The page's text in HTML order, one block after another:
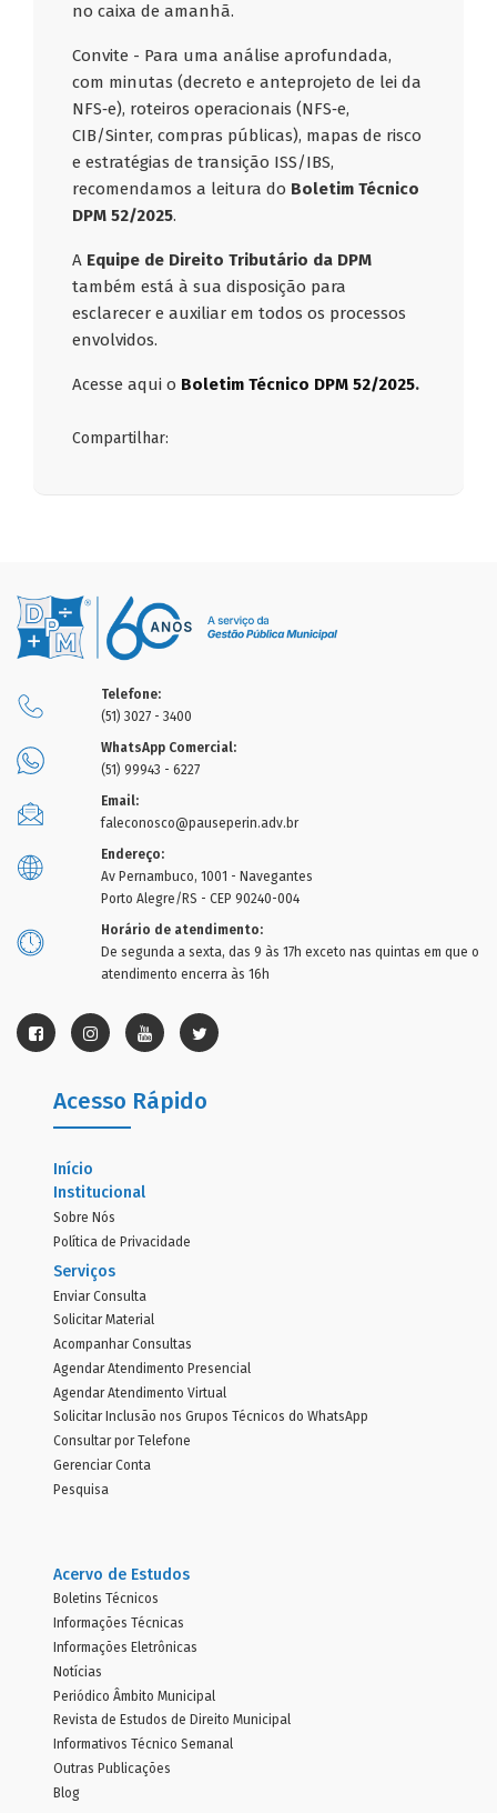
no caixa de amanhã.
Convite - Para uma análise aprofundada,
com minutas (decreto e anteprojeto de lei da
NFS‑e), roteiros operacionais (NFS‑e,
CIB/Sinter, compras públicas), mapas de risco
e estratégias de transição ISS/IBS,
recomendamos a leitura do Boletim Técnico
DPM 52/2025.
A Equipe de Direito Tributário da DPM
também está à sua disposição para
esclarecer e auxiliar em todos os processos
envolvidos.
Acesse aqui o Boletim Técnico DPM 52/2025.
Compartilhar:
Telefone:
(51) 3027 - 3400
WhatsApp Comercial:
(51) 99943 - 6227
Email:
faleconosco@pauseperin.adv.br
Endereço:
Av Pernambuco, 1001 - Navegantes
Porto Alegre/RS - CEP 90240-004
Horário de atendimento:
De segunda a sexta, das 9 às 17h exceto nas quintas em que o
atendimento encerra às 16h
Acesso Rápido
Início
Institucional
Sobre Nós
Política de Privacidade
Serviços
Enviar Consulta
Solicitar Material
Acompanhar Consultas
Agendar Atendimento Presencial
Agendar Atendimento Virtual
Solicitar Inclusão nos Grupos Técnicos do WhatsApp
Consultar por Telefone
Gerenciar Conta
Pesquisa
Acervo de Estudos
Boletins Técnicos
Informações Técnicas
Informações Eletrônicas
Notícias
Periódico Âmbito Municipal
Revista de Estudos de Direito Municipal
Informativos Técnico Semanal
Outras Publicações
Blog